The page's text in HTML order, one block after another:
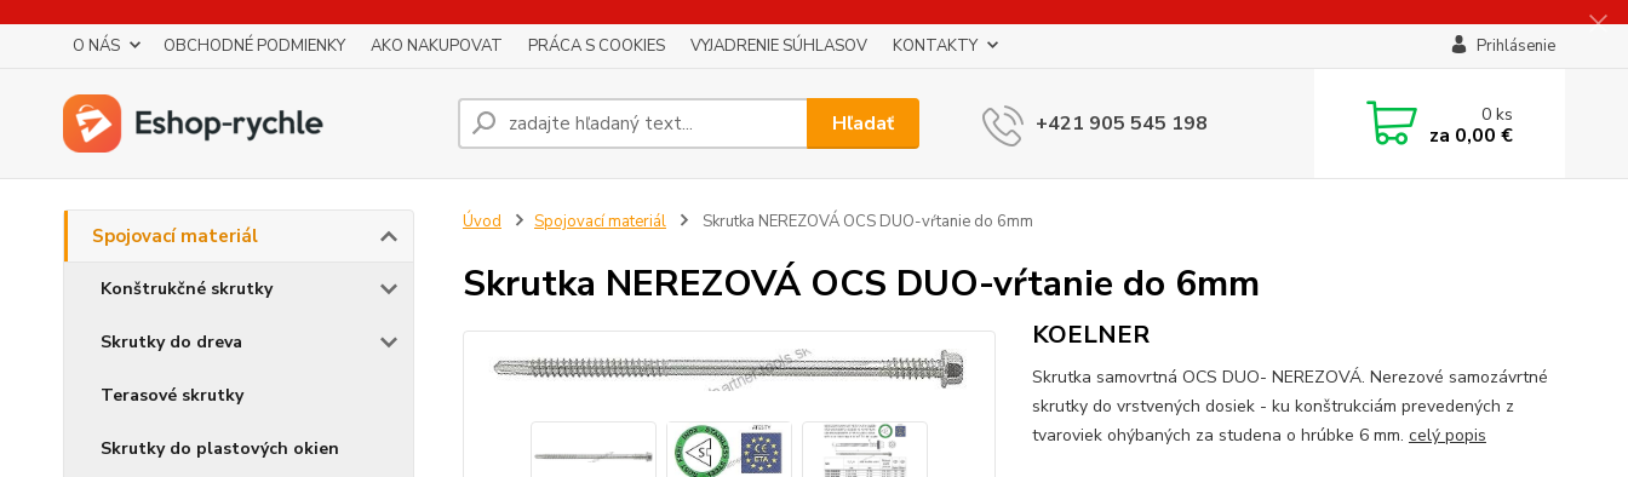
O NÁS OBCHODNÉ PODMIENKY AKO NAKUPOVAT PRÁCA S COOKIES VYJADRENIE SÚHLASOV KONTAKTY Prihlásenie
Hľadať +421 905 545 198 0ks
za 0,00 €
Spojovací materiál
Konštrukčné skrutky
Skrutky do dreva
Terasové skrutky
Skrutky do plastových okien
Úvod Spojovací materiál Skrutka NEREZOVÁ OCS DUO-vŕtanie do 6mm
Skrutka NEREZOVÁ OCS DUO-vŕtanie do 6mm
KOELNER
Skrutka samovrtná OCS DUO- NEREZOVÁ. Nerezové samozávrtné
skrutky do vrstvených dosiek - ku konštrukciám prevedených z
tvaroviek ohýbaných za studena o hrúbke 6 mm. celý popis